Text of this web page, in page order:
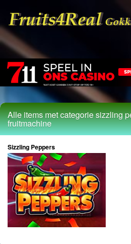
Live
Live
Alle
18+
Alle items met categorie sizzling
fruitmachine
Sizzling Peppers